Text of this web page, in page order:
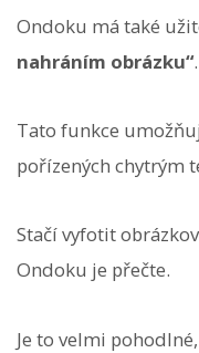
Ondoku má také
nahráním obrázku“.
Tato funkce
pořízených chytrým
Stačí vyfotit
Ondoku je přečte.
Je to velmi